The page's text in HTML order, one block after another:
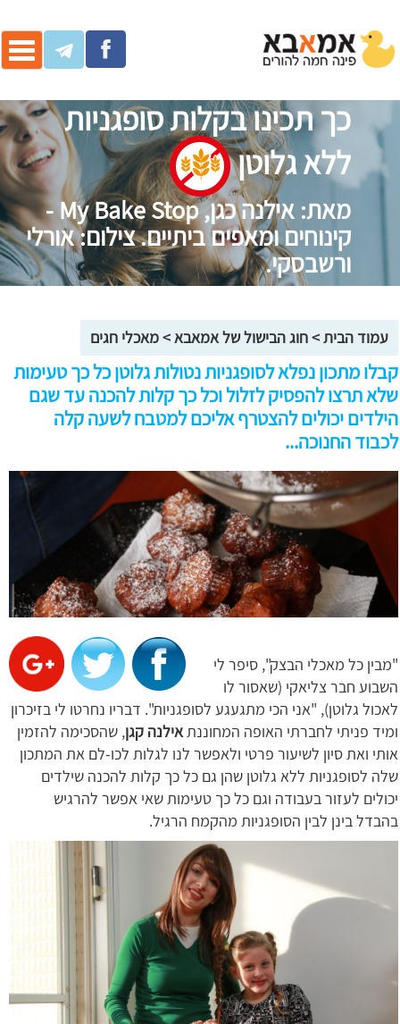
כך תכינו בקלות סופגניות
ללא גלוטן
מאת: אילנה כגן, My Bake Stop -
קינוחים ומאפים ביתיים. צילום: אורלי
ורשבסקי.
עמוד הבית>חוג הבישול של אמאבא>מאכלי חגים
קבלו מתכון נפלא לסופגניות נטולות גלוטן כל כך טעימות
שלא תרצו להפסיק לזלול וכל כך קלות להכנה עד שגם
הילדים יכולים להצטרף אליכם למטבח לשעה קלה
לכבוד החנוכה...
"מבין כל מאכלי הבצק", סיפר לי
השבוע חבר צליאקי (שאסור לו
לאכול גלוטן), "אני הכי מתגעגע לסופגניות". דבריו נחרטו לי בזיכרון
ומיד פניתי לחברתי האופה המחוננת אילנה קגן, שהסכימה להזמין
אותי ואת סיון לשיעור פרטי ולאפשר לנו לגלות לכו-לם את המתכון
שלה לסופגניות ללא גלוטן שהן גם כל כך קלות להכנה שילדים
יכולים לעזור בעבודה וגם כל כך טעימות שאי אפשר להרגיש
בהבדל בינן לבין הסופגניות מהקמח הרגיל.